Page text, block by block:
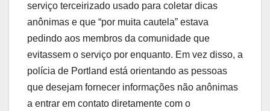
serviço terceirizado usado para coletar dicas
anônimas e que “por muita cautela” estava
pedindo aos membros da comunidade que
evitassem o serviço por enquanto. Em vez disso, a
polícia de Portland está orientando as pessoas
que desejam fornecer informações não anônimas
a entrar em contato diretamente com o